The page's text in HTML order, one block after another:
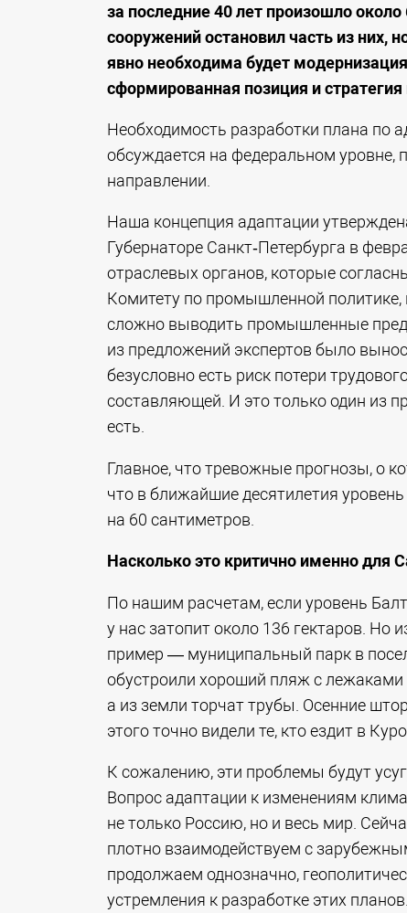
за последние 40 лет произошло
сооружений остановил часть из
явно необходима будет
сформированная позиция и стратегия
Необходимость разработки плана по
обсуждается на федеральном уровне,
направлении.
Наша концепция адаптации
Губернаторе Санкт‑Петербурга в
отраслевых органов, которые
Комитету по промышленной политике,
сложно выводить промышленные
из предложений экспертов было
безусловно есть риск потери
составляющей. И это только один из
есть.
Главное, что тревожные прогнозы, о
что в ближайшие десятилетия
на 60 сантиметров.
Насколько это критично именно для
По нашим расчетам, если уровень
у нас затопит около 136 гектаров.
пример — муниципальный парк в
обустроили хороший пляж с лежаками
а из земли торчат трубы. Осенние
этого точно видели те, кто ездит в
К сожалению, эти проблемы будут
Вопрос адаптации к изменениям
не только Россию, но и весь мир.
плотно взаимодействуем с
продолжаем однозначно,
устремления к разработке этих планов.